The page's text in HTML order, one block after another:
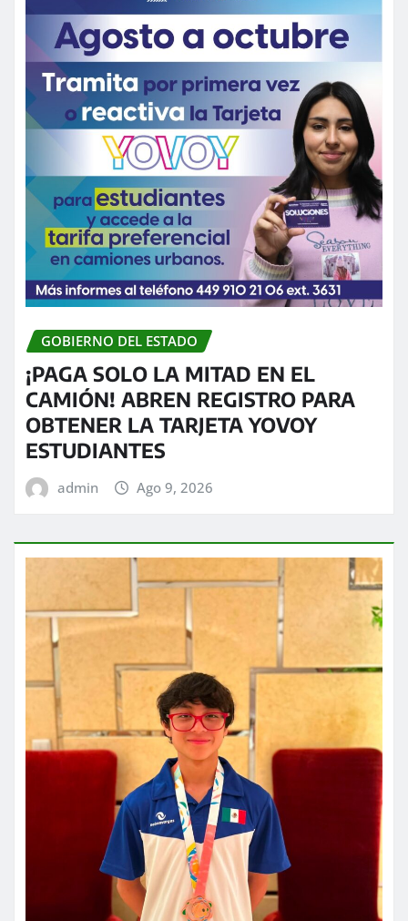
GOBIERNO DEL ESTADO
¡PAGA SOLO LA MITAD EN EL
CAMIÓN! ABREN REGISTRO PARA
OBTENER LA TARJETA YOVOY
ESTUDIANTES
admin Ago 9, 2026